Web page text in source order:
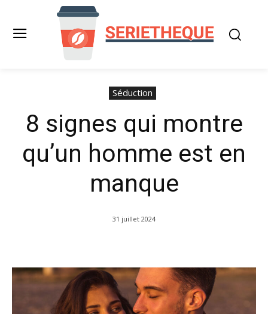
Séduction
8 signes qui montre
qu’un homme est en
manque
31 juillet 2024